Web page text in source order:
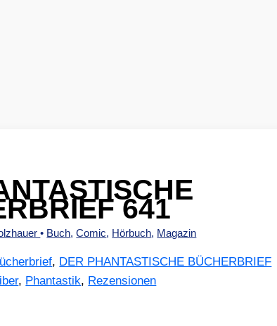
641
• Buch,Comic, Hörbuch, Magazin
, DER PHANTASTISCHE BÜCHERBRIEF
, Phantastik, Rezensionen